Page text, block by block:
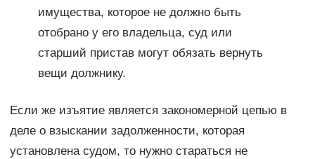
имущества, которое не должно быть
отобрано у его владельца, суд или
старший пристав могут обязать вернуть
вещи должнику.
Если же изъятие является закономерной цепью в
деле о взыскании задолженности, которая
установлена судом, то нужно стараться не